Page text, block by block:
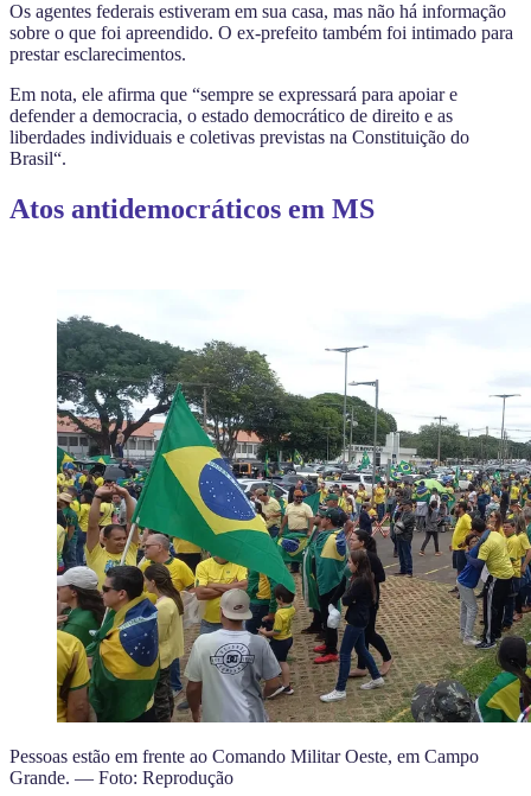
Os agentes federais estiveram em sua casa, mas não há informação
sobre o que foi apreendido. O ex-prefeito também foi intimado para
prestar esclarecimentos.
Em nota, ele afirma que “sempre se expressará para apoiar e
defender a democracia, o estado democrático de direito e as
liberdades individuais e coletivas previstas na Constituição do
Brasil“.
Atos antidemocráticos em MS
Pessoas estão em frente ao Comando Militar Oeste, em Campo
Grande. — Foto: Reprodução